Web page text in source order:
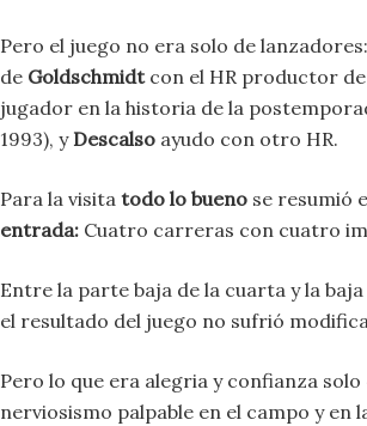
Pero el juego no era solo de
de Goldschmidt con el HR productor
jugador en la historia de la
1993), y Descalso ayudo con otro HR.
Para la visita todo lo bueno se resumió
entrada: Cuatro carreras con cuatro
Entre la parte baja de la cuarta y la
el resultado del juego no sufrió
Pero lo que era alegria y confianza
nerviosismo palpable en el campo y